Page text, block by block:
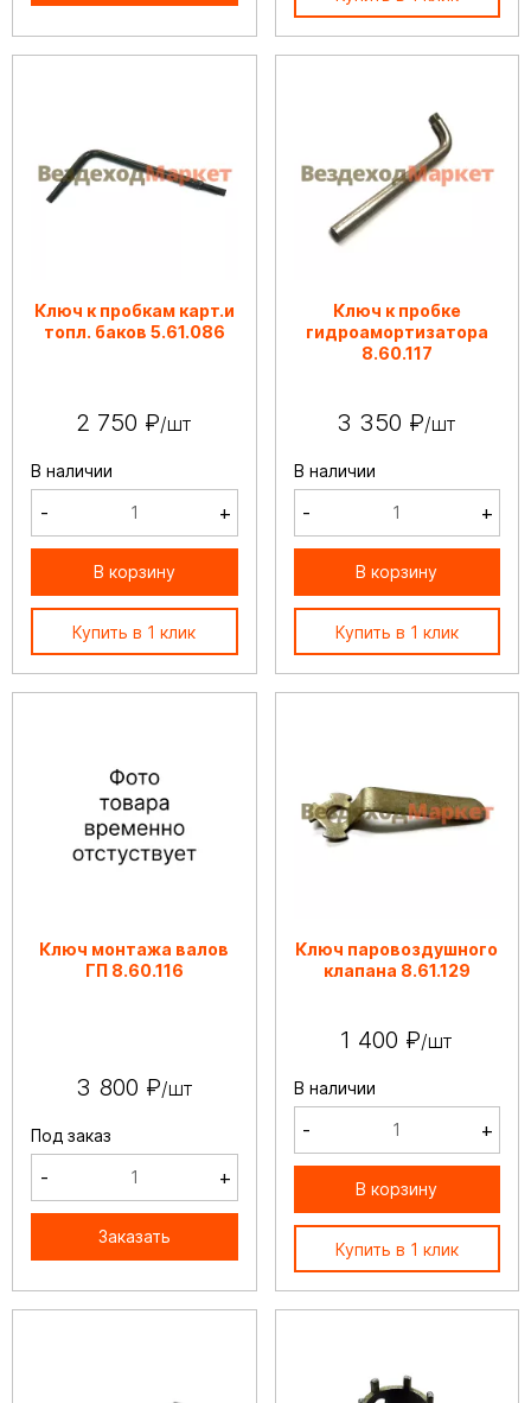
Ключ к пробкам карт.и
топл. баков 5.61.086
2 750 ₽/шт
В наличии
- +
В корзину
Купить в 1 клик
Ключ к пробке
гидроамортизатора
8.60.117
3 350 ₽/шт
В наличии
- +
В корзину
Купить в 1 клик
Ключ монтажа валов
ГП 8.60.116
3 800 ₽/шт
Под заказ
- +
Заказать
Ключ паровоздушного
клапана 8.61.129
1 400 ₽/шт
В наличии
- +
В корзину
Купить в 1 клик